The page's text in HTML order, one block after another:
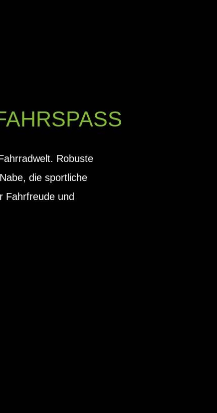
Robuste
die sportliche
Fahrfreude und